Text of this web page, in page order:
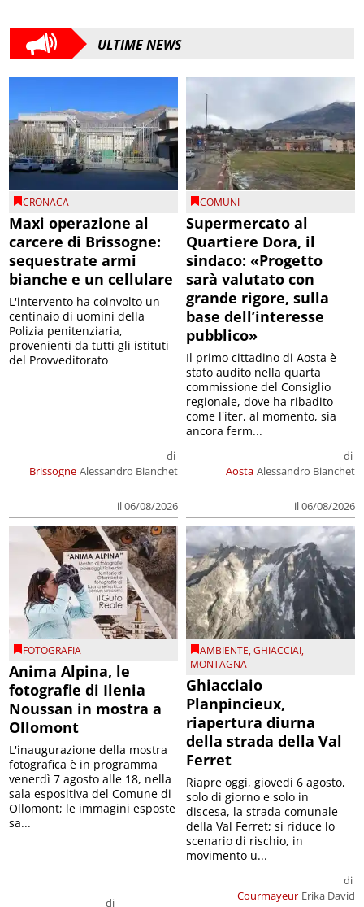
ULTIME NEWS
CRONACA
Maxi operazione al
carcere di Brissogne:
sequestrate armi
bianche e un cellulare
Brissogne
di
Alessandro Bianchet
il 06/08/2026
L'intervento ha coinvolto un
centinaio di uomini della
Polizia penitenziaria,
provenienti da tutti gli istituti
del Provveditorato
COMUNI
Supermercato al
Quartiere Dora, il
sindaco: «Progetto
sarà valutato con
grande rigore, sulla
base dell’interesse
pubblico»
Aosta
di
Alessandro Bianchet
il 06/08/2026
Il primo cittadino di Aosta è
stato audito nella quarta
commissione del Consiglio
regionale, dove ha ribadito
come l'iter, al momento, sia
ancora ferm...
FOTOGRAFIA
Anima Alpina, le
fotografie di Ilenia
Noussan in mostra a
Ollomont
di
L'inaugurazione della mostra
fotografica è in programma
venerdì 7 agosto alle 18, nella
sala espositiva del Comune di
Ollomont; le immagini esposte
sa...
AMBIENTE,GHIACCIAI,
MONTAGNA
Ghiacciaio
Planpincieux,
riapertura diurna
della strada della Val
Ferret
Courmayeur
di
Erika David
Riapre oggi, giovedì 6 agosto,
solo di giorno e solo in
discesa, la strada comunale
della Val Ferret; si riduce lo
scenario di rischio, in
movimento u...